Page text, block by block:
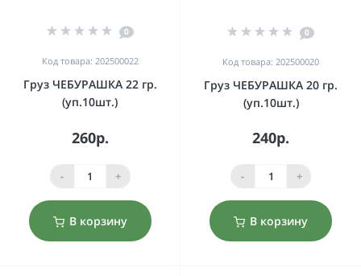
0
Код товара: 202500022
Груз ЧЕБУРАШКА 22 гр.
(уп.10шт.)
260р.
- +
В корзину
0
Код товара: 202500020
Груз ЧЕБУРАШКА 20 гр.
(уп.10шт.)
240р.
- +
В корзину